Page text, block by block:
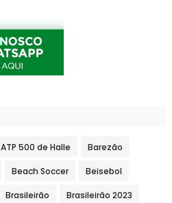
ATP 500 de Halle Barezão
Beach Soccer Beisebol
Brasileirão Brasileirão 2023